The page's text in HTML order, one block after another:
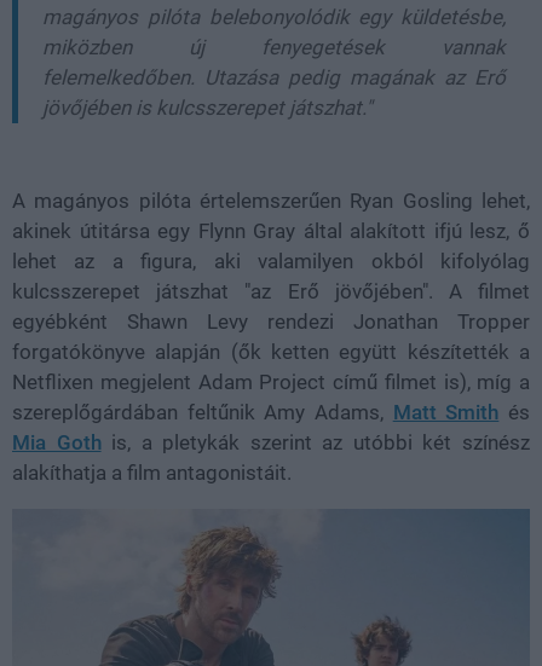
magányos pilóta belebonyolódik egy küldetésbe,
miközben új fenyegetések vannak
felemelkedőben. Utazása pedig magának az Erő
jövőjében is kulcsszerepet játszhat."
A magányos pilóta értelemszerűen Ryan Gosling lehet,
akinek útitársa egy Flynn Gray által alakított ifjú lesz, ő
lehet az a figura, aki valamilyen okból kifolyólag
kulcsszerepet játszhat "az Erő jövőjében". A filmet
egyébként Shawn Levy rendezi Jonathan Tropper
forgatókönyve alapján (ők ketten együtt készítették a
Netflixen megjelent Adam Project című filmet is), míg a
szereplőgárdában feltűnik Amy Adams, Matt Smith és
Mia Gothis, a pletykák szerint az utóbbi két színész
alakíthatja a film antagonistáit.